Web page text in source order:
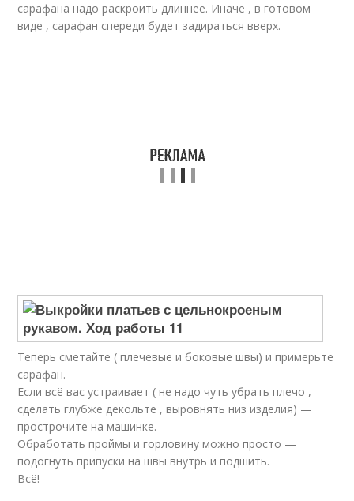
сарафана надо раскроить длиннее. Иначе , в готовом
виде , сарафан спереди будет задираться вверх.
Теперь сметайте ( плечевые и боковые швы) и примерьте
сарафан.
Если всё вас устраивает ( не надо чуть убрать плечо ,
сделать глубже декольте , выровнять низ изделия) —
прострочите на машинке.
Обработать проймы и горловину можно просто —
подогнуть припуски на швы внутрь и подшить.
Всё!